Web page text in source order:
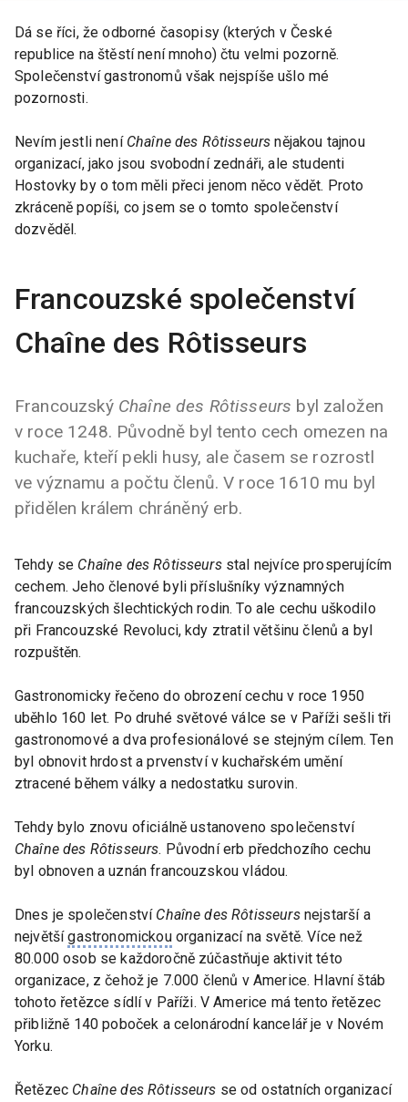
Dá se říci, že odborné časopisy (kterých v České
republice na štěstí není mnoho) čtu velmi pozorně.
Společenství gastronomů však nejspíše ušlo mé
pozornosti.
Nevím jestli není Chaîne des Rôtisseurs nějakou tajnou
organizací, jako jsou svobodní zednáři, ale studenti
Hostovky by o tom měli přeci jenom něco vědět. Proto
zkráceně popíši, co jsem se o tomto společenství
dozvěděl.
Francouzské společenství
Chaîne des Rôtisseurs
Francouzský Chaîne des Rôtisseurs byl založen
v roce 1248. Původně byl tento cech omezen na
kuchaře, kteří pekli husy, ale časem se rozrostl
ve významu a počtu členů. V roce 1610 mu byl
přidělen králem chráněný erb.
Tehdy se Chaîne des Rôtisseursstal nejvíce prosperujícím
cechem. Jeho členové byli příslušníky významných
francouzských šlechtických rodin. To ale cechu uškodilo
při Francouzské Revoluci, kdy ztratil většinu členů a byl
rozpuštěn.
Gastronomicky řečeno do obrození cechu v roce 1950
uběhlo 160 let. Po druhé světové válce se v Paříži sešli tři
gastronomové a dva profesionálové se stejným cílem. Ten
byl obnovit hrdost a prvenství v kuchařském umění
ztracené během války a nedostatku surovin.
Tehdy bylo znovu oficiálně ustanoveno společenství
Chaîne des Rôtisseurs. Původní erb předchozího cechu
byl obnoven a uznán francouzskou vládou.
Dnes je společenství Chaîne des Rôtisseursnejstarší a
největšígastronomickouorganizací na světě. Více než
80.000 osob se každoročně zúčastňuje aktivit této
organizace, z čehož je 7.000 členů v Americe. Hlavní štáb
tohoto řetězce sídlí v Paříži. V Americe má tento řetězec
přibližně 140 poboček a celonárodní kancelář je v Novém
Yorku.
Řetězec Chaîne des Rôtisseurs se od ostatních organizací